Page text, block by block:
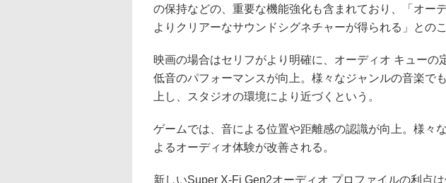
の保持などの、重要な機能強化も含まれており、「オー
よりクリアーなサウンドシグネチャーが得られる」とのこ
映画の場合はセリフがより明確に、オーディオ キューの
低音のパフォーマンスが向上。様々なジャンルの音楽で
上し、スタジオの環境により近づくという。
ゲームでは、音による位置や距離感の認識が向上。様々
よるオーディオ体験が改善される。
新しいSuper X-Fi Gen2オーディオ プロファイルの利点